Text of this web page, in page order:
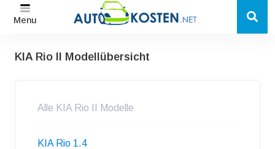
Menu
KIA Rio II Modellübersicht
Alle KIA Rio II Modelle
KIA Rio 1.4